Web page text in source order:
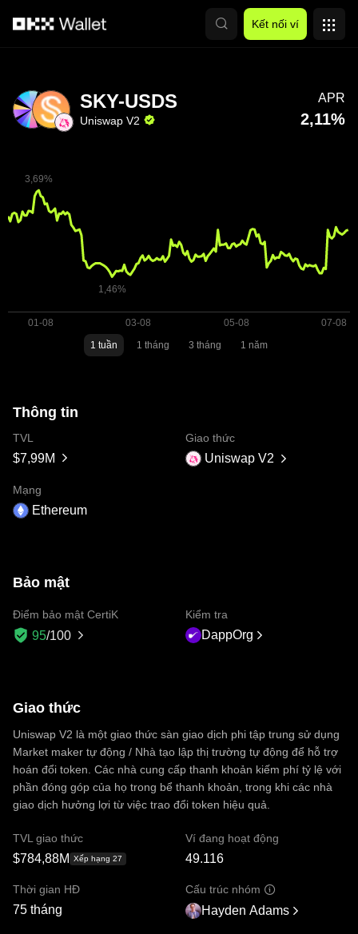
Kết nối ví
SKY-USDS
Uniswap V2
APR
2,11%
1 tuần 1 tháng 3 tháng 1 năm
Thông tin
TVL
$7,99M
Giao thức
Uniswap V2
Mạng
Ethereum
Bảo mật
Điểm bảo mật CertiK
95/100
Kiểm tra
DappOrg
Giao thức
Uniswap V2 là một giao thức sàn giao dịch phi tập trung sử dụng
Market maker tự động / Nhà tạo lập thị trường tự động để hỗ trợ
hoán đổi token. Các nhà cung cấp thanh khoản kiếm phí tỷ lệ với
phần đóng góp của họ trong bể thanh khoản, trong khi các nhà
giao dịch hưởng lợi từ việc trao đổi token hiệu quả.
TVL giao thức
$784,88M Xếp hạng 27
Ví đang hoạt động
49.116
Thời gian HĐ
75 tháng
Cấu trúc nhóm
Hayden Adams